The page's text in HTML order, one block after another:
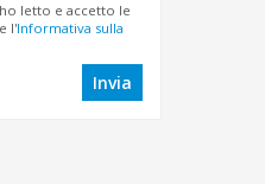
letto e accetto le
e l'Informativa sulla
Invia